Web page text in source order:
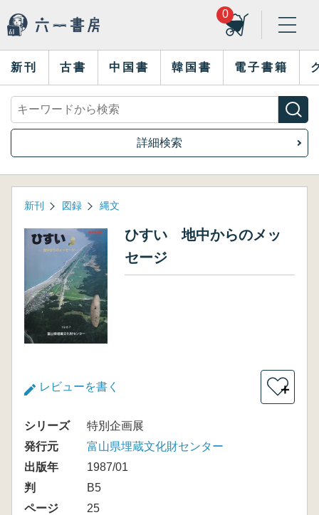
0
新刊 古書 中国書 韓国書 電子書籍
詳細検索
新刊 図録 縄文
ひすい 地中からのメッ
セージ
レビューを書く ＋
シリーズ
特別企画展
発行元
富山県埋蔵文化財センター
出版年
1987/01
判
B5
ページ
25